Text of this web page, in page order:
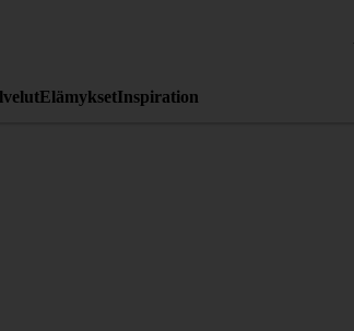
ElämyksetInspiration